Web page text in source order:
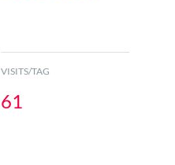
VISITS/TAG
61